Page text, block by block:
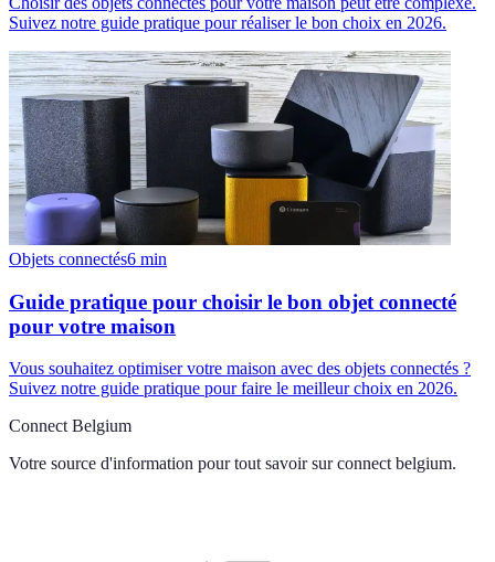
Suivez notre guide pratique pour réaliser le bon choix en 2026.
Objets connectés6 min
Guide pratique pour choisir le bon objet connecté
pour votre maison
Vous souhaitez optimiser votre maison avec des objets connectés ?
Suivez notre guide pratique pour faire le meilleur choix en 2026.
Connect Belgium
Votre source d'information pour tout savoir sur connect belgium.